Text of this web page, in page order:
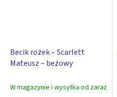
Becik rożek – Scarlett
Mateusz – beżowy
W magazynie i wysyłka od zaraz